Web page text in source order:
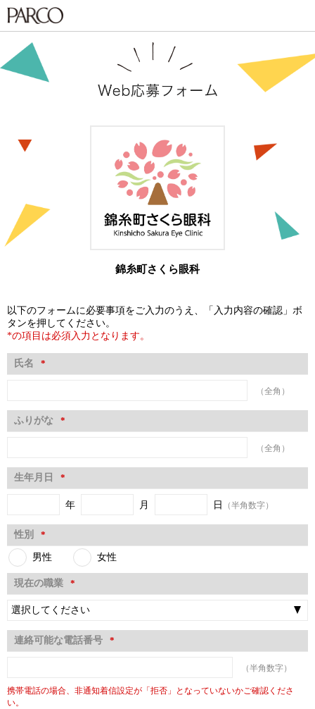
錦糸町さくら眼科
以下のフォームに必要事項をご入力のうえ、「入力内容の確認」ボ
タンを押してください。
*の項目は必須入力となります。
氏名 *
（全角）
ふりがな *
（全角）
生年月日 *
年 月 日 （半角数字）
性別 *
男性 女性
現在の職業 *
連絡可能な電話番号 *
（半角数字）
携帯電話の場合、非通知着信設定が「拒否」となっていないかご確認くださ
い。